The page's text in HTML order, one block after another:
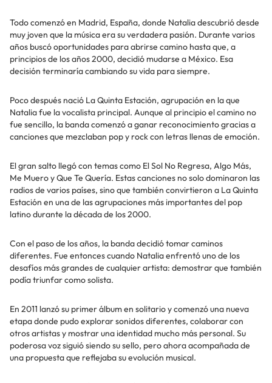
Todo comenzó en Madrid, España, donde Natalia descubrió desde
muy joven que la música era su verdadera pasión. Durante varios
años buscó oportunidades para abrirse camino hasta que, a
principios de los años 2000, decidió mudarse a México. Esa
decisión terminaría cambiando su vida para siempre.
Poco después nació La Quinta Estación, agrupación en la que
Natalia fue la vocalista principal. Aunque al principio el camino no
fue sencillo, la banda comenzó a ganar reconocimiento gracias a
canciones que mezclaban pop y rock con letras llenas de emoción.
El gran salto llegó con temas como El Sol No Regresa, Algo Más,
Me Muero y Que Te Quería. Estas canciones no solo dominaron las
radios de varios países, sino que también convirtieron a La Quinta
Estación en una de las agrupaciones más importantes del pop
latino durante la década de los 2000.
Con el paso de los años, la banda decidió tomar caminos
diferentes. Fue entonces cuando Natalia enfrentó uno de los
desafíos más grandes de cualquier artista: demostrar que también
podía triunfar como solista.
En 2011 lanzó su primer álbum en solitario y comenzó una nueva
etapa donde pudo explorar sonidos diferentes, colaborar con
otros artistas y mostrar una identidad mucho más personal. Su
poderosa voz siguió siendo su sello, pero ahora acompañada de
una propuesta que reflejaba su evolución musical.